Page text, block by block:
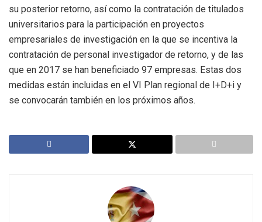
su posterior retorno, así como la contratación de titulados
universitarios para la participación en proyectos
empresariales de investigación en la que se incentiva la
contratación de personal investigador de retorno, y de las
que en 2017 se han beneficiado 97 empresas. Estas dos
medidas están incluidas en el VI Plan regional de I+D+i y
se convocarán también en los próximos años.